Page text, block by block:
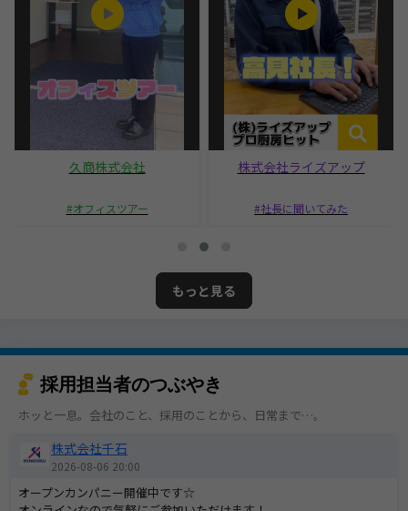
久商株式会社
オフィスツアー
株式会社ライズアップ
社長に聞いてみた
もっと見る
採用担当者のつぶやき
ホッと一息。会社のこと、採用のことから、日常まで…。
株式会社千石
2026-08-06 20:00
オープンカンパニー開催中です☆